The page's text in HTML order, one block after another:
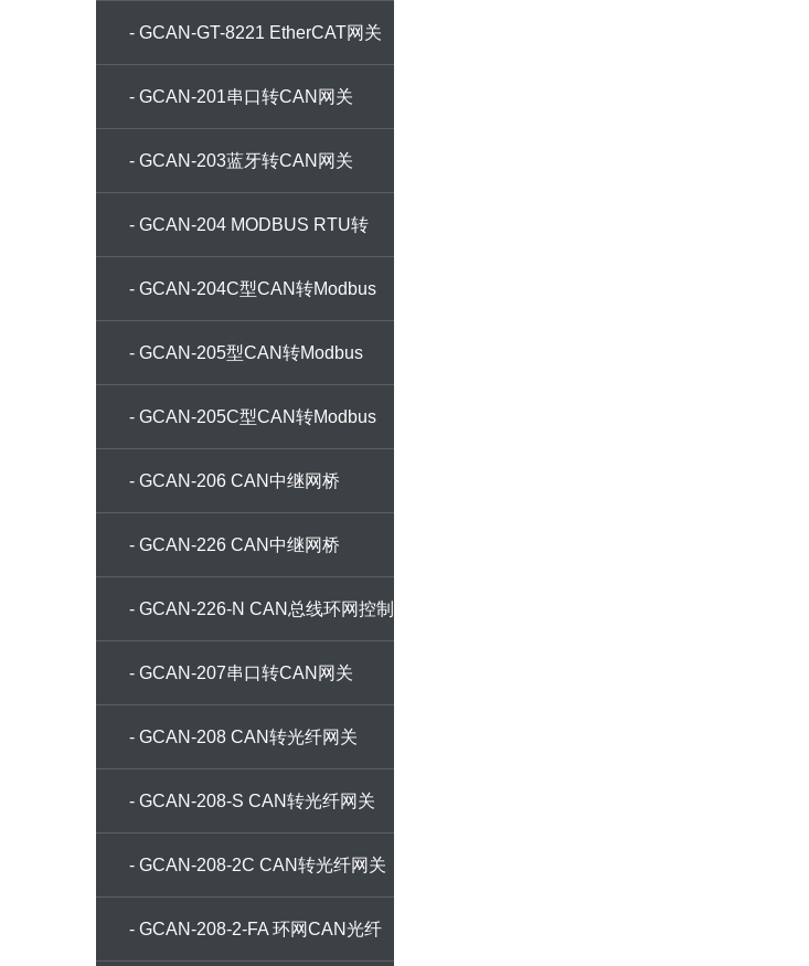
桥
- GCAN-GT-8221 EtherCAT网关
- GCAN-201串口转CAN网关
- GCAN-203蓝牙转CAN网关
- GCAN-204 MODBUS RTU转
CAN网关
- GCAN-204C型CAN转Modbus
RTU网关
- GCAN-205型CAN转Modbus
TCP网关
- GCAN-205C型CAN转Modbus
TCP网关
- GCAN-206 CAN中继网桥
- GCAN-226 CAN中继网桥
- GCAN-226-N CAN总线环网控制
器
- GCAN-207串口转CAN网关
- GCAN-208 CAN转光纤网关
- GCAN-208-S CAN转光纤网关
- GCAN-208-2C CAN转光纤网关
- GCAN-208-2-FA 环网CAN光纤